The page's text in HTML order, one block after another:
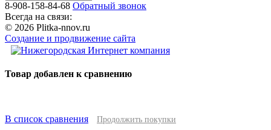
8-908-158-84-68 Обратный звонок
Всегда на связи:
© 2026 Plitka-nnov.ru
Создание и продвижение сайта
Товар добавлен к сравнению
В список сравнения Продолжить покупки